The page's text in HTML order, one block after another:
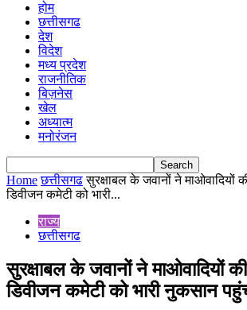
होम
छत्तीसगढ
देश
विदेश
मध्य प्रदेश
राजनीतिक
बिज़नेस
खेल
अध्यात्म
मनोरंजन
Home छत्तीसगढ सुरक्षाबल के जवानों ने माओवादियों
डिवीजन कमेटी को भारी...
राज्य
छत्तीसगढ
सुरक्षाबल के जवानों ने माओवादियों
डिवीजन कमेटी को भारी नुकसान